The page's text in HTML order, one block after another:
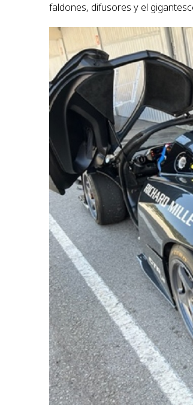
faldones, difusores y el